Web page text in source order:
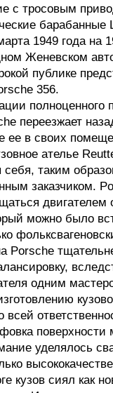
с тросовым
барабанные
1949 года на
Женевском
публике
356.
полноценного
переезжает
ее в своих
ателье
себя, таким
заказчиком.
можно было
Porsche
одним
всей
поверхности
уделялось
кузов сиял как